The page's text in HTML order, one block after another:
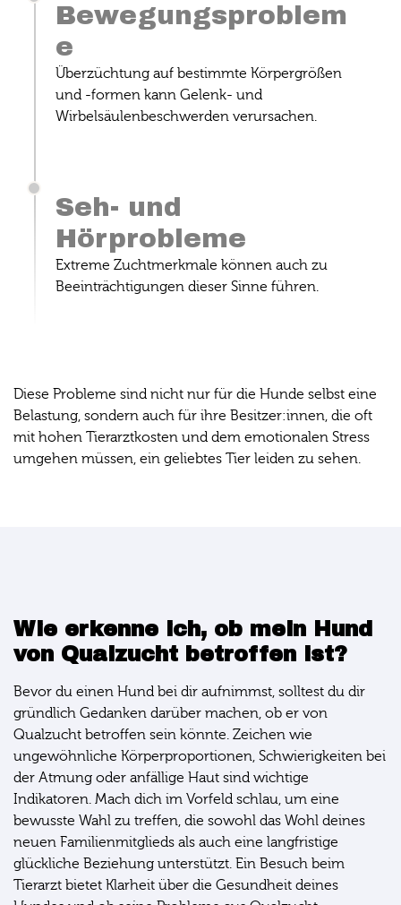
Bewegungsproblem
e
Überzüchtung auf bestimmte Körpergrößen
und -formen kann Gelenk- und
Wirbelsäulenbeschwerden verursachen.
Seh- und
Hörprobleme
Extreme Zuchtmerkmale können auch zu
Beeinträchtigungen dieser Sinne führen.
Diese Probleme sind nicht nur für die Hunde selbst eine
Belastung, sondern auch für ihre Besitzer:innen, die oft
mit hohen Tierarztkosten und dem emotionalen Stress
umgehen müssen, ein geliebtes Tier leiden zu sehen.
Wie erkenne ich, ob mein Hund
von Qualzucht betroffen ist?
Bevor du einen Hund bei dir aufnimmst, solltest du dir
gründlich Gedanken darüber machen, ob er von
Qualzucht betroffen sein könnte. Zeichen wie
ungewöhnliche Körperproportionen, Schwierigkeiten bei
der Atmung oder anfällige Haut sind wichtige
Indikatoren. Mach dich im Vorfeld schlau, um eine
bewusste Wahl zu treffen, die sowohl das Wohl deines
neuen Familienmitglieds als auch eine langfristige
glückliche Beziehung unterstützt. Ein Besuch beim
Tierarzt bietet Klarheit über die Gesundheit deines